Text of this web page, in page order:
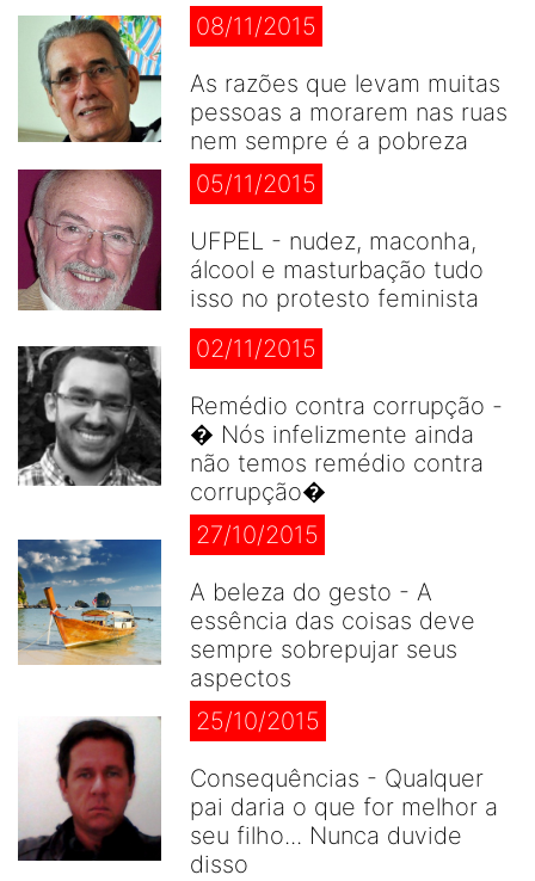
08/11/2015
As razões que levam muitas
pessoas a morarem nas ruas
nem sempre é a pobreza
05/11/2015
UFPEL - nudez, maconha,
álcool e masturbação tudo
isso no protesto feminista
02/11/2015
Remédio contra corrupção -
� Nós infelizmente ainda
não temos remédio contra
corrupção�
27/10/2015
A beleza do gesto - A
essência das coisas deve
sempre sobrepujar seus
aspectos
25/10/2015
Consequências - Qualquer
pai daria o que for melhor a
seu filho... Nunca duvide
disso